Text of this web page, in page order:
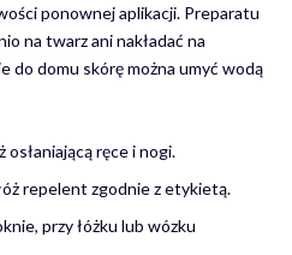
ponownej aplikacji. Preparatu
na twarz ani nakładać na
do domu skórę można umyć wodą
osłaniającą ręce i nogi.
repelent zgodnie z etykietą.
przy łóżku lub wózku